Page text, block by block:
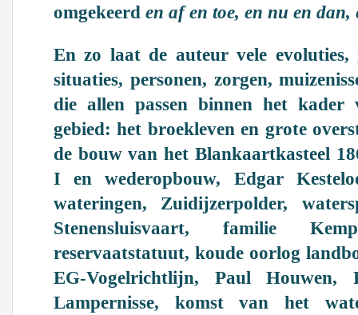
omgekeerd en af en toe, en nu en
En zo laat de auteur vele evoluties,
situaties, personen, zorgen,
die allen passen binnen het
gebied: het broekleven en grote
de bouw van het Blankaartkasteel
I en wederopbouw, Edgar
wateringen, Zuidijzerpolder,
Stenensluisvaart, familie
reservaatstatuut, koude oorlog
EG-Vogelrichtlijn, Paul Houwen,
Lampernisse, komst van het